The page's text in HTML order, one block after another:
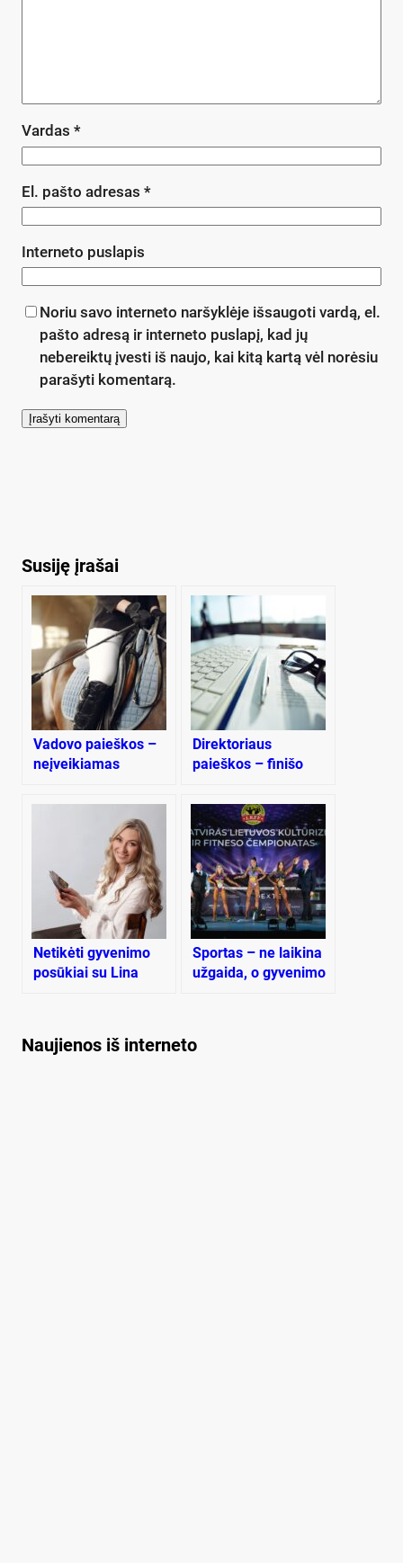
Vardas *
El. pašto adresas *
Interneto puslapis
Noriu savo interneto naršyklėje išsaugoti vardą, el.
pašto adresą ir interneto puslapį, kad jų
nebereiktų įvesti iš naujo, kai kitą kartą vėl norėsiu
parašyti komentarą.
Susiję įrašai
Vadovo paieškos –
neįveikiamas
Direktoriaus
paieškos – finišo
Netikėti gyvenimo
posūkiai su Lina
Sportas – ne laikina
užgaida, o gyvenimo
Naujienos iš interneto